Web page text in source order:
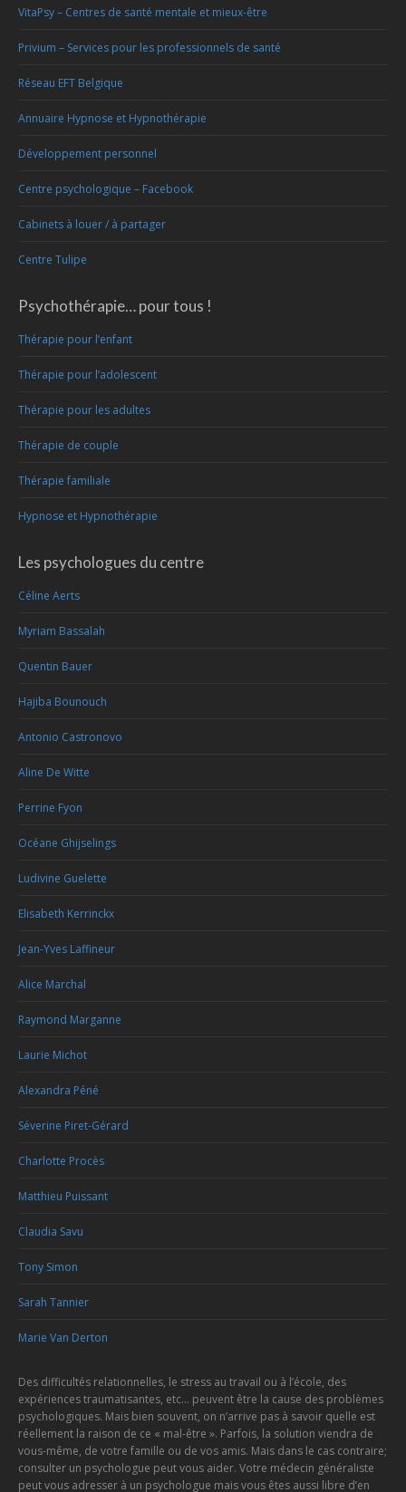
VitaPsy – Centres de santé mentale et mieux-être
Privium – Services pour les professionnels de santé
Réseau EFT Belgique
Annuaire Hypnose et Hypnothérapie
Développement personnel
Centre psychologique – Facebook
Cabinets à louer / à partager
Centre Tulipe
Psychothérapie… pour tous !
Thérapie pour l’enfant
Thérapie pour l’adolescent
Thérapie pour les adultes
Thérapie de couple
Thérapie familiale
Hypnose et Hypnothérapie
Les psychologues du centre
Céline Aerts
Myriam Bassalah
Quentin Bauer
Hajiba Bounouch
Antonio Castronovo
Aline De Witte
Perrine Fyon
Océane Ghijselings
Ludivine Guelette
Elisabeth Kerrinckx
Jean-Yves Laffineur
Alice Marchal
Raymond Marganne
Laurie Michot
Alexandra Péné
Séverine Piret-Gérard
Charlotte Procès
Matthieu Puissant
Claudia Savu
Tony Simon
Sarah Tannier
Marie Van Derton
Des difficultés relationnelles, le stress au travail ou à l’école, des
expériences traumatisantes, etc… peuvent être la cause des problèmes
psychologiques. Mais bien souvent, on n’arrive pas à savoir quelle est
réellement la raison de ce « mal-être ». Parfois, la solution viendra de
vous-même, de votre famille ou de vos amis. Mais dans le cas contraire;
consulter un psychologue peut vous aider. Votre médecin généraliste
peut vous adresser à un psychologue mais vous êtes aussi libre d’en